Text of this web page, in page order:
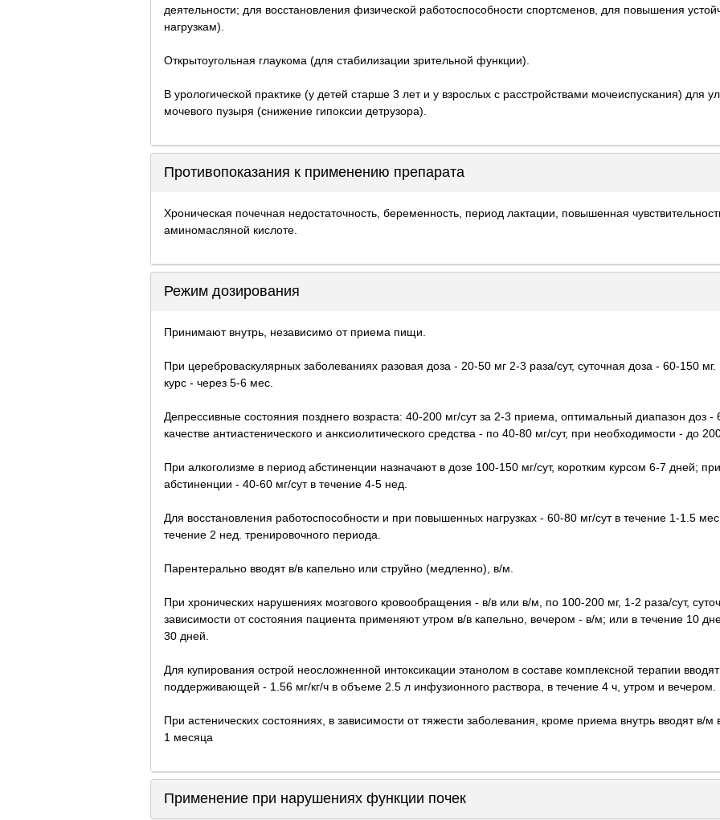
деятельности; для восстановления физической работоспособности спортсменов, для повышения
нагрузкам).
Открытоугольная глаукома (для стабилизации зрительной функции).
В урологической практике (у детей старше 3 лет и у взрослых с расстройствами мочеиспускания) для
мочевого пузыря (снижение гипоксии детрузора).
Противопоказания к применению препарата
Хроническая почечная недостаточность, беременность, период лактации, повышенная
аминомасляной кислоте.
Режим дозирования
Принимают внутрь, независимо от приема пищи.
При цереброваскулярных заболеваниях разовая доза - 20-50 мг 2-3 раза/сут, суточная доза - 60-150
курс - через 5-6 мес.
Депрессивные состояния позднего возраста: 40-200 мг/сут за 2-3 приема, оптимальный диапазон доз
качестве антиастенического и анксиолитического средства - по 40-80 мг/сут, при необходимости - до
При алкоголизме в период абстиненции назначают в дозе 100-150 мг/сут, коротким курсом 6-7 дней;
абстиненции - 40-60 мг/сут в течение 4-5 нед.
Для восстановления работоспособности и при повышенных нагрузках - 60-80 мг/сут в течение 1-1.5
течение 2 нед. тренировочного периода.
Парентерально вводят в/в капельно или струйно (медленно), в/м.
При хронических нарушениях мозгового кровообращения - в/в или в/м, по 100-200 мг, 1-2 раза/сут,
зависимости от состояния пациента применяют утром в/в капельно, вечером - в/м; или в течение 10
30 дней.
Для купирования острой неосложненной интоксикации этанолом в составе комплексной терапии
поддерживающей - 1.56 мг/кг/ч в объеме 2.5 л инфузионного раствора, в течение 4 ч, утром и вечером.
При астенических состояниях, в зависимости от тяжести заболевания, кроме приема внутрь вводят в/
1 месяца
Применение при нарушениях функции почек